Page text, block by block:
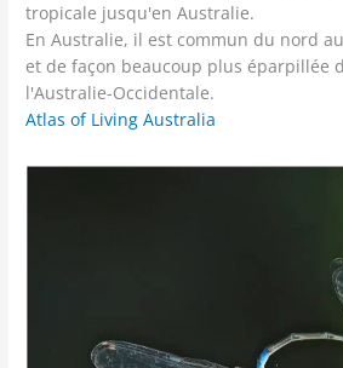
tropicale jusqu'en Australie.
En Australie, il est commun du nord
et de façon beaucoup plus éparpillée
l'Australie-Occidentale.
Atlas of Living Australia